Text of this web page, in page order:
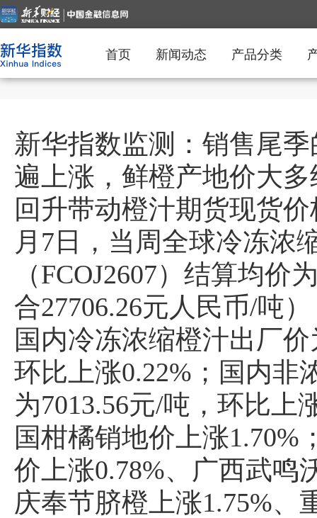
首页 新闻动态 产品分类
新华指数监测：销售尾
遍上涨，鲜橙产地价大
回升带动橙汁期货现货
月7日，当周全球冷冻浓
（FCOJ2607）结算均价
合27706.26元人民币/吨
国内冷冻浓缩橙汁出厂价
环比上涨0.22%；国内非
为7013.56元/吨，环比上
国柑橘销地价上涨1.70%
价上涨0.78%、广西武鸣
庆奉节脐橙上涨1.75%、